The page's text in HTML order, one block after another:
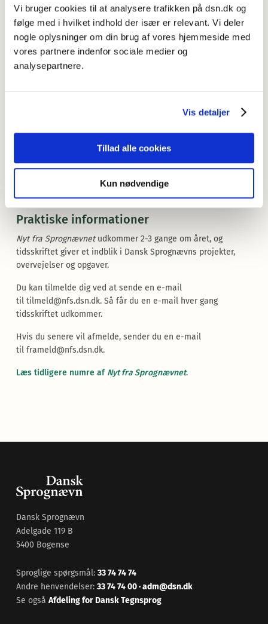
Vi bruger cookies til at analysere trafikken på dsn.dk og
følge med i hvilket indhold der især er relevant. Vi deler
nogle oplysninger om din brug af vores hjemmeside med
vores partnere indenfor sociale medier og
analysepartnere.
Vis detaljer
Tillad alle cookies
Kun nødvendige
”Hvad kvinder og mænd ikke må være: Nedsættende
kønnede ord i dansk”, som handler om kønnede skældsord.
Du kan også læse artiklen ” - , - og -
mv. Om
substantiver med feminine afledningsendelser i
Retskrivningsordbogen”.
Et utilfreds/utilfredst barn
Versalskrift
Hej”
Praktiske informationer
Nyt fra Sprognævnetudkommer 2-3 gange om året, og
tidsskriftet giver et indblik i Dansk Sprognævns projekter,
overvejelser og opgaver.
Du kan tilmelde dig ved at sende en e-mail
til tilmeld@nfs.dsn.dk. Så får du en e-mail hver gang
tidsskriftet udkommer.
Hvis du senere vil afmelde, sender du en e-mail
til frameld@nfs.dsn.dk.
Læs tidligere numre af Nyt fra Sprognævnet.
Dansk Sprognævn
Adelgade 119 B
5400 Bogense
Sproglige spørgsmål: 33 74 74 74
Andre henvendelser: 33 74 74 00·adm@dsn.dk
Se også Afdeling for Dansk Tegnsprog